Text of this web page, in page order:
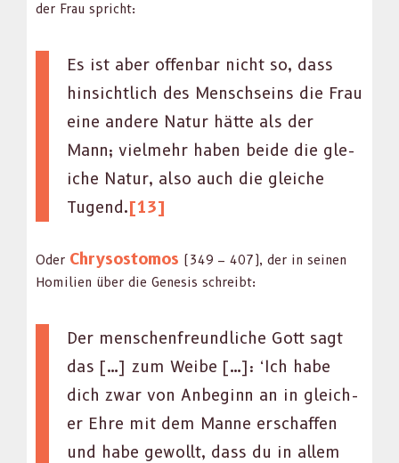
der Frau spricht:
Es ist aber offen­bar nicht so, dass
hin­sichtlich des Men­sch­seins die Frau
eine andere Natur hätte als der
Mann; vielmehr haben bei­de die gle­
iche Natur, also auch die gle­iche
Tugend.[13]
Oder Chrysos­to­mos (349 – 407), der in seinen
Hom­i­lien über die Gen­e­sis schreibt:
Der men­schen­fre­undliche Gott sagt
das […] zum Weibe […]: ‘Ich habe
dich zwar von Anbe­ginn an in gle­ich­
er Ehre mit dem Manne erschaf­fen
und habe gewollt, dass du in allem